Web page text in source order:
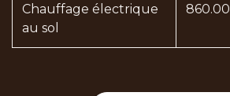
Chauffage électrique
au sol
860.00